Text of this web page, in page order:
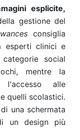
esplicite,
gestione del
consiglia
esperti clinici e
social
mentre la
alle
quelli scolastici.
una schermata
un design più